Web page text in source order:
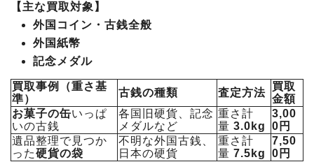
【主な買取対象】
外国コイン・古銭全般
外国紙幣
記念メダル
買取事例（重さ基
準）
古銭の種類 査定方法
買取
金額
お菓子の缶いっぱ
いの古銭
各国旧硬貨、記念
メダルなど
重さ計
量 3.0kg
3,00
0円
遺品整理で見つか
った硬貨の袋
不明な外国古銭、
日本の硬貨
重さ計
量 7.5kg
7,50
0円